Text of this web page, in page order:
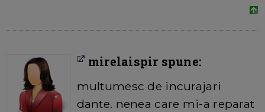
mirelaispir spune:
multumesc de incurajari
dante. nenea care mi-a reparat